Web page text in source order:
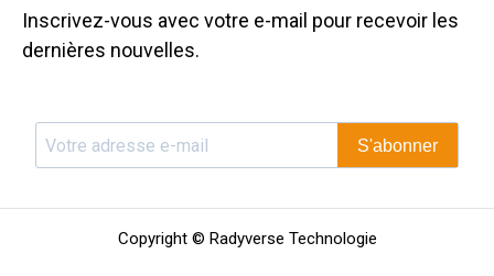
Inscrivez-vous avec votre e-mail pour recevoir les
dernières nouvelles.
S'abonner
Copyright © Radyverse Technologie